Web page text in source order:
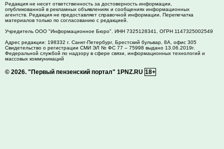
Редакция не несет ответственность за достоверность информации,
опубликованной в рекламных объявлениях и сообщениях информационных
агентств. Редакция не предоставляет справочной информации. Перепечатка
материалов только по согласованию с редакцией.
Учредитель ООО "Информационное Бюро". ИНН 7325128341, ОГРН 1147325002549
Адрес редакции: 198332 г. Санкт-Петербург, Брестский бульвар, 8А, офис 305
Свидетельство о регистрации СМИ ЭЛ № ФС 77 – 75998 выдано 13.06.2019г.
Федеральной службой по надзору в сфере связи, информационных технологий и
массовых коммуникаций
© 2026. "Первый пензенский портал" 1PNZ.RU 18+